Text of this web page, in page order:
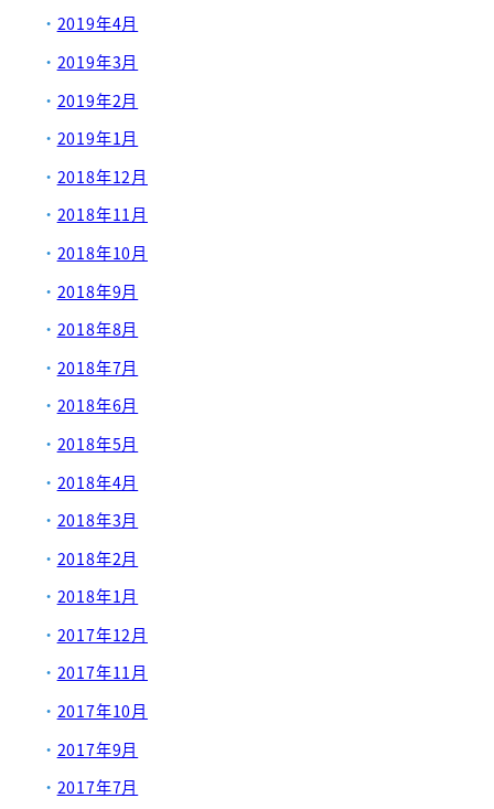
2019年4月
2019年3月
2019年2月
2019年1月
2018年12月
2018年11月
2018年10月
2018年9月
2018年8月
2018年7月
2018年6月
2018年5月
2018年4月
2018年3月
2018年2月
2018年1月
2017年12月
2017年11月
2017年10月
2017年9月
2017年7月